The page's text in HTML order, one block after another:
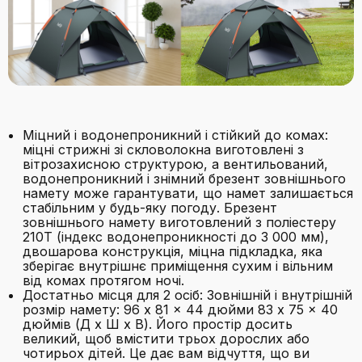
Міцний і водонепроникний і стійкий до комах:
міцні стрижні зі скловолокна виготовлені з
вітрозахисною структурою, а вентильований,
водонепроникний і знімний брезент зовнішнього
намету може гарантувати, що намет залишається
стабільним у будь-яку погоду. Брезент
зовнішнього намету виготовлений з поліестеру
210T (індекс водонепроникності до 3 000 мм),
двошарова конструкція, міцна підкладка, яка
зберігає внутрішнє приміщення сухим і вільним
від комах протягом ночі.
Достатньо місця для 2 осіб: Зовнішній і внутрішній
розмір намету: 96 x 81 x 44 дюйми 83 x 75 x 40
дюймів (Д x Ш x В). Його простір досить
великий, щоб вмістити трьох дорослих або
чотирьох дітей. Це дає вам відчуття, що ви